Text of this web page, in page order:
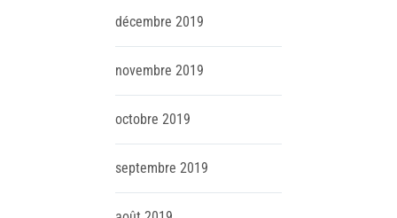
décembre 2019
novembre 2019
octobre 2019
septembre 2019